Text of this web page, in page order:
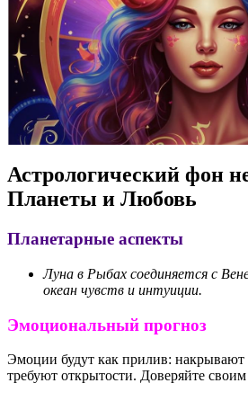
Астрологический фон
Планеты и Любовь
Планетарные аспекты
Луна в Рыбах соединяется с
океан чувств и интуиции.
Эмоциональный прогноз
Эмоции будут как прилив:
требуют открытости. Доверяйте